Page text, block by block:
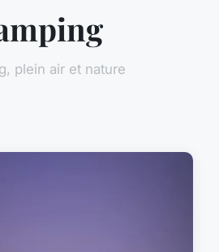
plein air et nature